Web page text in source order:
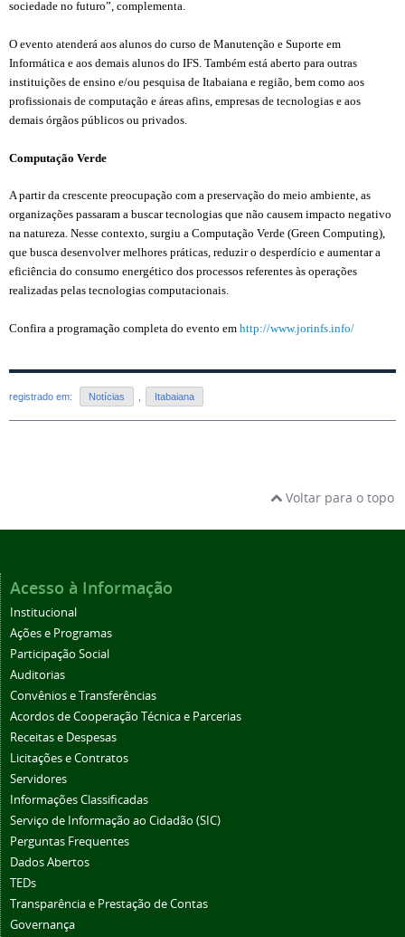
sociedade no futuro”, complementa.
O evento atenderá aos alunos do curso de Manutenção e Suporte em
Informática e aos demais alunos do IFS. Também está aberto para outras
instituições de ensino e/ou pesquisa de Itabaiana e região, bem como aos
profissionais de computação e áreas afins, empresas de tecnologias e aos
demais órgãos públicos ou privados.
Computação Verde
A partir da crescente preocupação com a preservação do meio ambiente, as
organizações passaram a buscar tecnologias que não causem impacto negativo
na natureza. Nesse contexto, surgiu a Computação Verde (Green Computing),
que busca desenvolver melhores práticas, reduzir o desperdício e aumentar a
eficiência do consumo energético dos processos referentes às operações
realizadas pelas tecnologias computacionais.
Confira a programação completa do evento em http://www.jorinfs.info/
registrado em: Notícias Itabaiana
Voltar para o topo
Acesso à Informação
Institucional
Ações e Programas
Participação Social
Auditorias
Convênios e Transferências
Acordos de Cooperação Técnica e Parcerias
Receitas e Despesas
Licitações e Contratos
Servidores
Informações Classificadas
Serviço de Informação ao Cidadão (SIC)
Perguntas Frequentes
Dados Abertos
TEDs
Transparência e Prestação de Contas
Governança